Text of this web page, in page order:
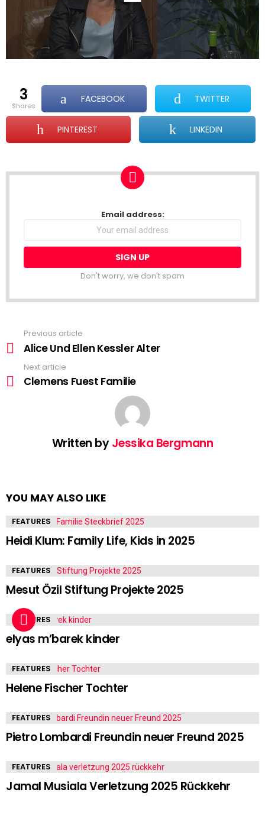
3
shares
FACEBOOK TWITTER
PINTEREST LINKEDIN
NEWSLETTER Email address:
Don't worry, we don't spam
more
Previous article
Alice Und Ellen Kessler Alter
Next article
Clemens Fuest Familie
Written byJessika Bergmann
YOU MAY ALSO LIKE
FEATURES
Heidi Klum: Family Life, Kids in 2025
FEATURES
Mesut Özil Stiftung Projekte 2025
FEATURES
elyas m’barek kinder
FEATURES
Helene Fischer Tochter
FEATURES
Pietro Lombardi Freundin neuer Freund 2025
FEATURES
Jamal Musiala Verletzung 2025 Rückkehr